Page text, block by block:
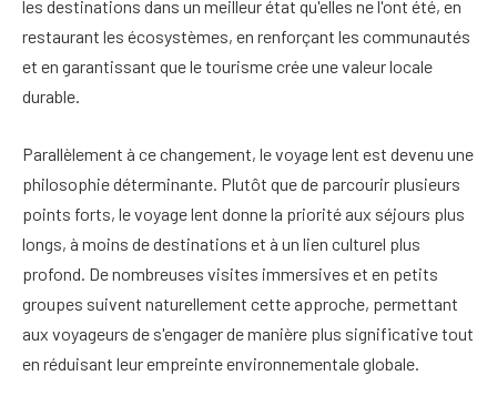
les destinations dans un meilleur état qu'elles ne l'ont été, en
restaurant les écosystèmes, en renforçant les communautés
et en garantissant que le tourisme crée une valeur locale
durable.
Parallèlement à ce changement, le voyage lent est devenu une
philosophie déterminante. Plutôt que de parcourir plusieurs
points forts, le voyage lent donne la priorité aux séjours plus
longs, à moins de destinations et à un lien culturel plus
profond. De nombreuses visites immersives et en petits
groupes suivent naturellement cette approche, permettant
aux voyageurs de s'engager de manière plus significative tout
en réduisant leur empreinte environnementale globale.